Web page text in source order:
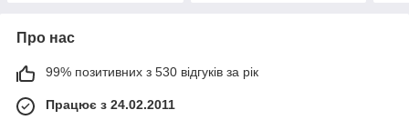
Про нас
99% позитивних з 530 відгуків за рік
Працює з 24.02.2011